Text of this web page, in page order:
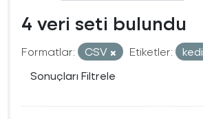
4 veri seti bulundu
Formatlar: CSV Etiketler: kedi
Sonuçları Filtrele